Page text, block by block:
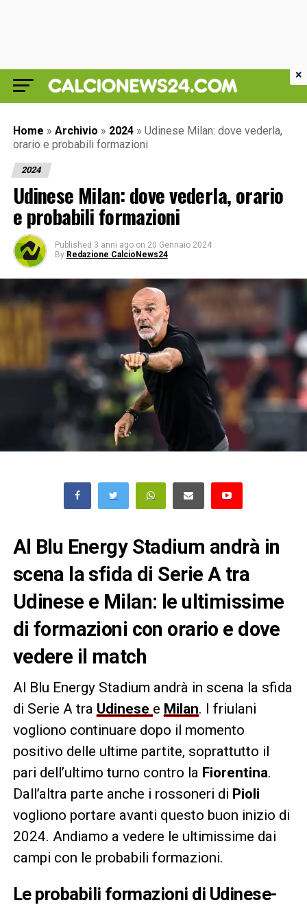
Home » Archivio » 2024 » Udinese Milan: dove vederla,
orario e probabili formazioni
2024
Udinese Milan: dove vederla, orario
e probabili formazioni
Published 3 anni ago on 20 Gennaio 2024
By Redazione CalcioNews24
Al Blu Energy Stadium andrà in
scena la sfida di Serie A tra
Udinese e Milan: le ultimissime
di formazioni con orario e dove
vedere il match
Al Blu Energy Stadium andrà in scena la sfida
di Serie A tra Udinese e Milan. I friulani
vogliono continuare dopo il momento
positivo delle ultime partite, soprattutto il
pari dell’ultimo turno contro la Fiorentina.
Dall’altra parte anche i rossoneri di Pioli
vogliono portare avanti questo buon inizio di
2024. Andiamo a vedere le ultimissime dai
campi con le probabili formazioni.
Le probabili formazioni di Udinese-
×